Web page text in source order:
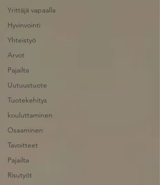
Yrittäjä vapaalla
Hyvinvointi
Yhteistyö
Arvot
Pajailta
Uutuustuote
Tuotekehitys
kouluttaminen
Osaaminen
Tavoitteet
Pajailta
Risutyöt